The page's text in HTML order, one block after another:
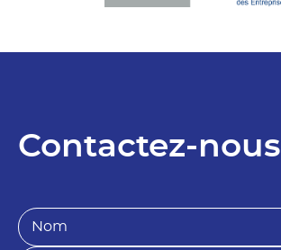
Contactez-nous
N
o